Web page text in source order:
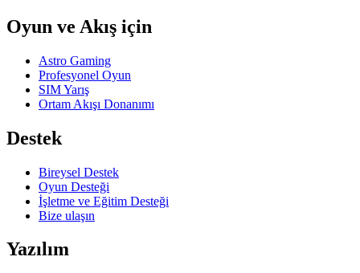
Oyun ve Akış için
Astro Gaming
Profesyonel Oyun
SIM Yarış
Ortam Akışı Donanımı
Destek
Bireysel Destek
Oyun Desteği
İşletme ve Eğitim Desteği
Bize ulaşın
Yazılım